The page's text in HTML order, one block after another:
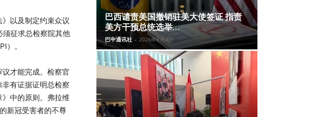
以及制定约束众议
征求总检察院其他
）。
才能完成。检察官
有证据证明总检察
中的原则。弗拉维
新冠受害者的不尊
巴西谴责美国撤销驻美大使签证 指责
美方干预总统选举...
巴中通讯社 - 2026年8月4日